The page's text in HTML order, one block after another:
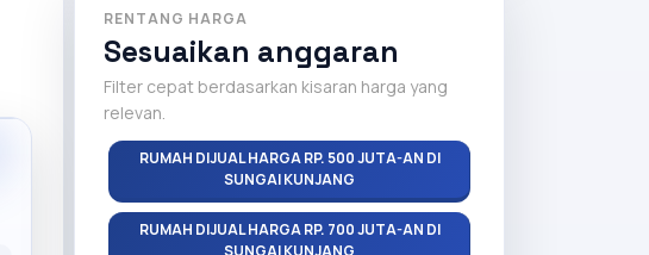
RENTANG HARGA
Sesuaikan anggaran
Filter cepat berdasarkan kisaran harga yang
relevan.
RUMAH DIJUAL HARGA RP. 500 JUTA-AN DI
SUNGAI KUNJANG
RUMAH DIJUAL HARGA RP. 700 JUTA-AN DI
SUNGAI KUNJANG